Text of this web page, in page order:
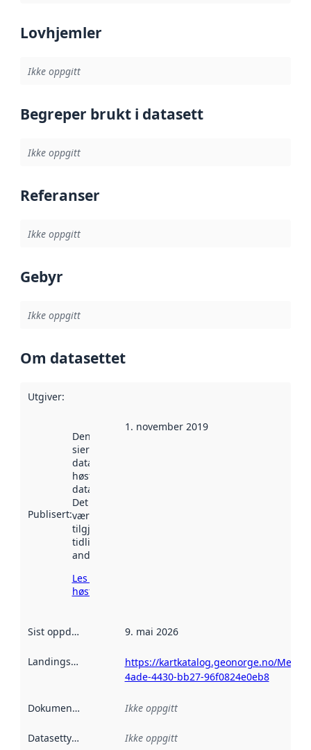
Lovhjemler
Ikke oppgitt
Begreper brukt i datasett
Ikke oppgitt
Referanser
Ikke oppgitt
Gebyr
Ikke oppgitt
Om datasettet
Utgiver:
Publisert:
Denne datoen
sier når
datasettet ble
høstet av
data.norge.no.
Det kan ha
vært
tilgjengelig
tidligere
andre steder.
Les mer om
høsting her
1. november 2019
Sist oppdatert 9. mai 2026
Landingsside
https://kartkatalog.geonorge.no/
4ade-4430-bb27-96f0824e0eb8
Dokumentasjon Ikke oppgitt
Datasettype Ikke oppgitt